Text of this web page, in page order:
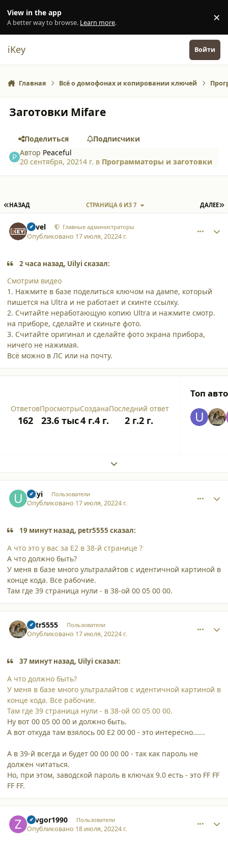
View in the app
A better way to browse. Learn more. ×
iKey Войти
Главная Всё о домофонах и копировании ключей
Заготовки Mifare
Поделиться
Подписчики
Автор Peaceful
20 сентября, 20214 г. в Программаторы и заготовки
ПЕРВАЯ СТРАНИЦА
НАЗАД ДАЛЕЕ
СТРАНИЦА 6 ИЗ 7
Pavel Главные администраторы
Опубликовано 17 июля, 20224 г.
2 часа назад, Uilyi сказал:
Смотрим видео
1. Нажмите в базе поделиться ключом на дампе, который
пишется на Ultra и не работает и скинте ссылку.
2. Считайте неработающую копию Ultra и нажмите смотр.
на приборе, сделайте и скиньте фото.
3. Считайте оригинал и сделайте фото экрана прибора,
ничего не нажимая.
Всё можно в ЛС или на почту.
Ответов
162
Просмотры
23.6 тыс
Создана
4 г.4 г.
Последний ответ
2 г.2 г.
Топ
Expand topic overview
Uilyi Пользователи
Опубликовано 17 июля, 20224 г.
19 минут назад, petr5555 сказал:
А что это у вас за E2 в 38-й странице ?
А что должно быть?
У меня в базе много ультралайтов с идентичной картиной в
конце кода. Все рабочие.
Там где 39 страница нули - в 38-ой 00 05 00 00.
petr5555 Пользователи
Опубликовано 17 июля, 20224 г.
37 минут назад, Uilyi сказал:
А что должно быть?
У меня в базе много ультралайтов с идентичной картиной в
конце кода. Все рабочие.
Там где 39 страница нули - в 38-ой 00 05 00 00.
Ну вот 00 05 00 00 и должно быть.
А вот откуда там взялось 00 E2 00 00 - это интересно......
А в 39-й всегда и будет 00 00 00 00 - так как пароль не
должен читаться.
Но, при этом, заводской пароль в ключах 9.0 есть - это FF FF
FF FF.
Zavgor1990 Пользователи
Опубликовано 18 июля, 20224 г.